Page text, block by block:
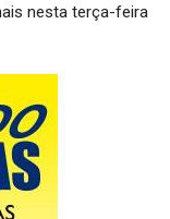
nesta terça-feira